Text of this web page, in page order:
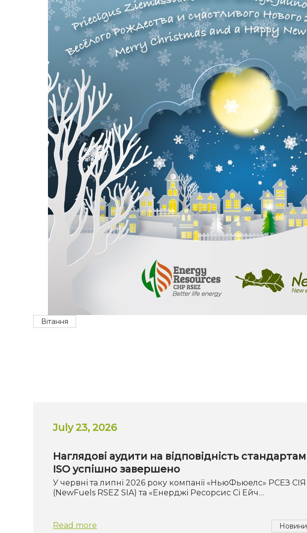
Вітання
July 23, 2026
Наглядові аудити на відповідність стандартам
ISO успішно завершено
У червні та липні 2026 року компанії «НьюФьюелс» РСЕЗ СІЯ
(NewFuels RSEZ SIA) та «Енерджі Ресорсис Сі Ейч…
Read more Новини